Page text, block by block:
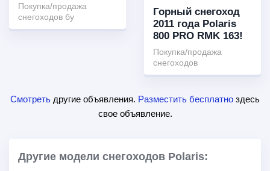
Покупка/продажа
снегоходов бу
Горный снегоход
2011 года Polaris
800 PRO RMK 163!
Покупка/продажа
снегоходов
Смотреть другие объявления. Разместить бесплатно здесь
свое объявление.
Другие модели снегоходов Polaris: